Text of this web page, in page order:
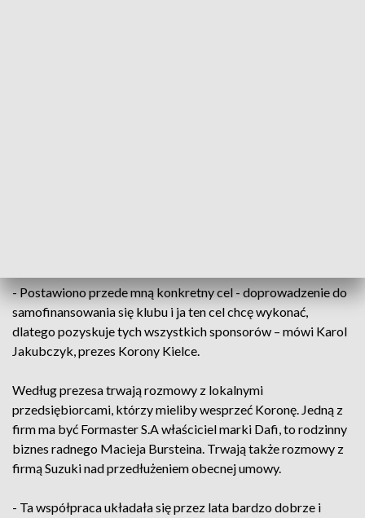
- Postawiono przede mną konkretny cel - doprowadzenie do
samofinansowania się klubu i ja ten cel chcę wykonać,
dlatego pozyskuje tych wszystkich sponsorów – mówi Karol
Jakubczyk, prezes Korony Kielce.
Według prezesa trwają rozmowy z lokalnymi
przedsiębiorcami, którzy mieliby wesprzeć Koronę. Jedną z
firm ma być Formaster S.A właściciel marki Dafi, to rodzinny
biznes radnego Macieja Bursteina. Trwają także rozmowy z
firmą Suzuki nad przedłużeniem obecnej umowy.
- Ta współpraca układała się przez lata bardzo dobrze i